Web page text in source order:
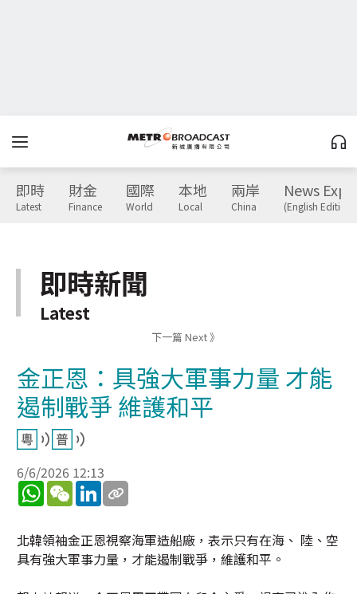
即時
Latest
財金
Finance
國際
World
本地
Local
兩岸
China
News
(English Edition)
即時新聞
Latest
下一篇 Next 》
金正恩：具強大軍事力量 才能
遏制戰爭 維護和平
6/6/2026 12:13
WhatsApp
WeChatLinkedIn
北韓領袖金正恩視察海軍造船廠，表示只有在海、 陸、空
具有強大軍事力量，才能遏制戰爭，維護和平。